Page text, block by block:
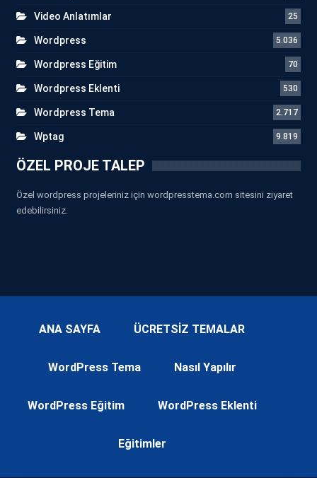
Video Anlatımlar 25
Wordpress 5.036
Wordpress Eğitim 70
Wordpress Eklenti 530
Wordpress Tema 2.717
Wptag 9.819
ÖZEL PROJE TALEP
Özel wordpress projeleriniz için wordpresstema.com sitesini ziyaret
edebilirsiniz.
ANA SAYFA ÜCRETSİZ TEMALAR
WordPress Tema Nasıl Yapılır
WordPress Eğitim WordPress Eklenti
Eğitimler